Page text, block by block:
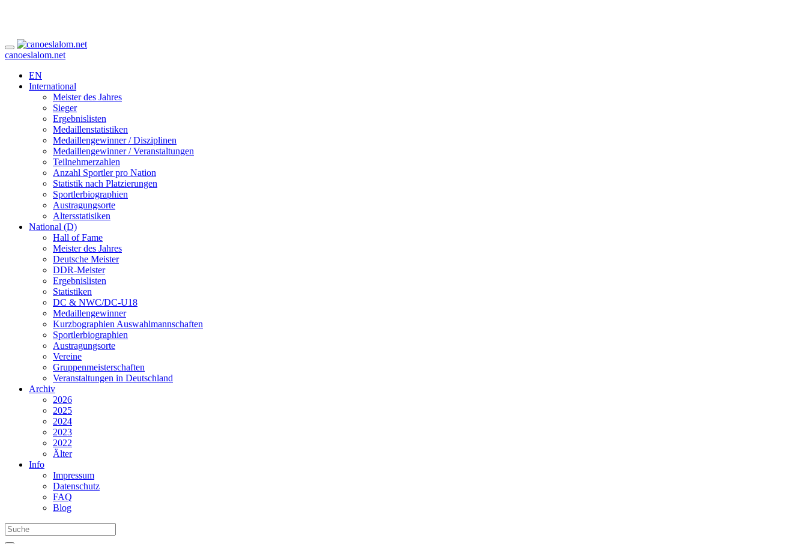
canoeslalom.net
EN
International
Meister des Jahres
Sieger
Ergebnislisten
Medaillenstatistiken
Medaillengewinner / Disziplinen
Medaillengewinner / Veranstaltungen
Teilnehmerzahlen
Anzahl Sportler pro Nation
Statistik nach Platzierungen
Sportlerbiographien
Austragungsorte
Altersstatisiken
National (D)
Hall of Fame
Meister des Jahres
Deutsche Meister
DDR-Meister
Ergebnislisten
Statistiken
DC & NWC/DC-U18
Medaillengewinner
Kurzbographien Auswahlmannschaften
Sportlerbiographien
Austragungsorte
Vereine
Gruppenmeisterschaften
Veranstaltungen in Deutschland
Archiv
2026
2025
2024
2023
2022
Älter
Info
Impressum
Datenschutz
FAQ
Blog